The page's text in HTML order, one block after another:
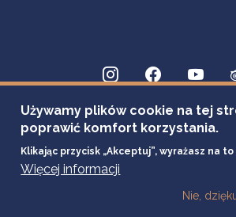
Używamy plików cookie na tej
poprawić komfort korzystania.
Klikając przycisk „Akceptuj”, wyrażasz na
Więcej informacji
Nie,